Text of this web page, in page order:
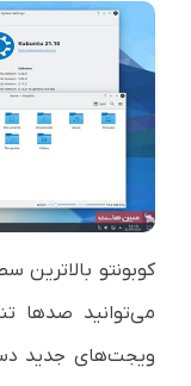
کوبونتو
می‌توانید صدها
ویجت‌های جدید